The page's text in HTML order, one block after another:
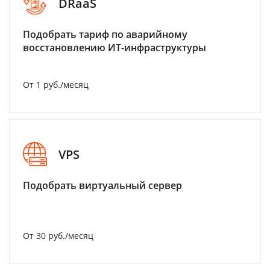
DRaaS
Подобрать тариф по аварийному
восстановлению ИТ-инфраструктуры
От 1 руб./месяц
VPS
Подобрать виртуальный сервер
От 30 руб./месяц